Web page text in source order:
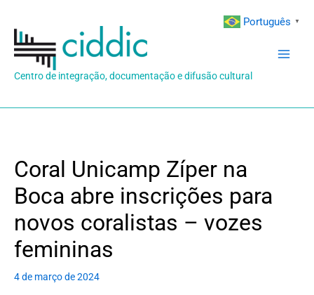
para
conteúdo
Centro de integração, documentação e difusão cultural
Coral Unicamp Zíper na
Boca abre inscrições para
novos coralistas – vozes
femininas
4 de março de 2024
Português ▼